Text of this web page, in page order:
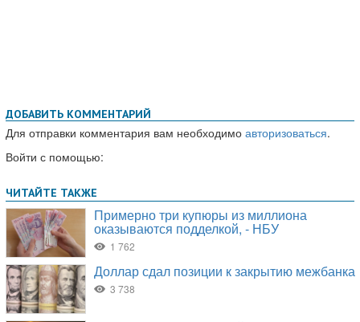
ДОБАВИТЬ КОММЕНТАРИЙ
Для отправки комментария вам необходимо авторизоваться.
Войти с помощью: